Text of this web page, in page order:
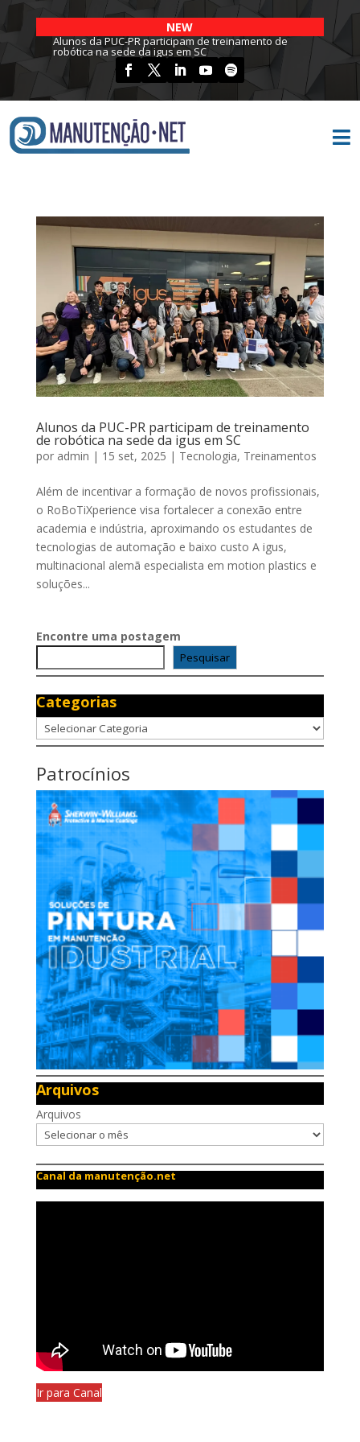
NEW
Alunos da PUC-PR participam de treinamento de
robótica na sede da igus em SC

Alunos da PUC-PR participam de treinamento
de robótica na sede da igus em SC
por admin | 15 set, 2025 | Tecnologia, Treinamentos
Além de incentivar a formação de novos profissionais,
o RoBoTiXperience visa fortalecer a conexão entre
academia e indústria, aproximando os estudantes de
tecnologias de automação e baixo custo A igus,
multinacional alemã especialista em motion plastics e
soluções...
Encontre uma postagem
Pesquisar
Categorias
Categorias
Patrocínios
Arquivos
Arquivos
Canal da manutenção.net
Ir para Canal